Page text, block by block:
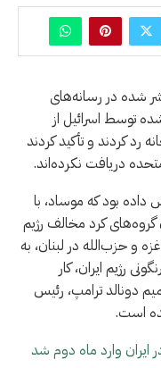
شده در رسانه‌های
توسط اسرائیل از
رد کردند و تأکید کردند
دریافت نکرده‌اند.
بود که موساد، با
کرد مخالف رژیم
و حزب‌الله در لبنان، به
رژیم ایران، کار
دونالد ترامپ، رئیس
است.
ایران وارد ماه دوم شد